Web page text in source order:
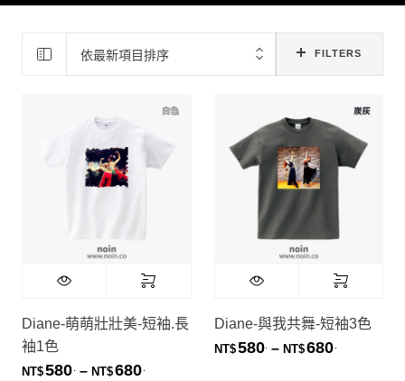
依最新項目排序 FILTERS
Diane-萌萌壯壯美-短袖.長
袖1色
NT$580 – NT$680價格範圍：NT$580. 到 NT$680.
Diane-與我共舞-短袖3色
NT$580 – NT$680